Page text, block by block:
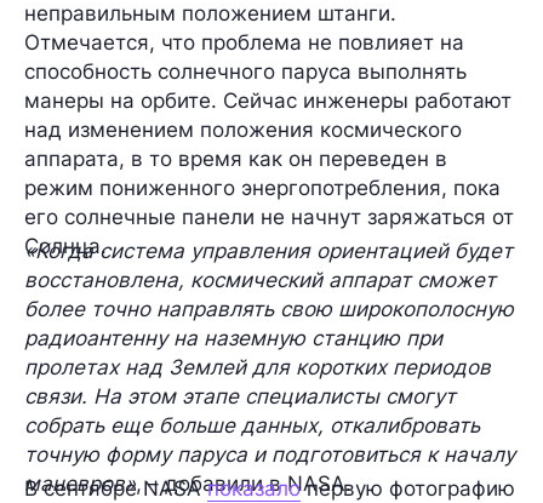
неправильным положением штанги.
Отмечается, что проблема не повлияет на
способность солнечного паруса выполнять
манеры на орбите. Сейчас инженеры работают
над изменением положения космического
аппарата, в то время как он переведен в
режим пониженного энергопотребления, пока
его солнечные панели не начнут заряжаться от
Солнца.
«Когда система управления ориентацией будет
восстановлена, космический аппарат сможет
более точно направлять свою широкополосную
радиоантенну на наземную станцию при
пролетах над Землей для коротких периодов
связи. На этом этапе специалисты смогут
собрать еще больше данных, откалибровать
точную форму паруса и подготовиться к началу
маневров», – добавили в NASA.
В сентябре NASAпоказалопервую фотографию